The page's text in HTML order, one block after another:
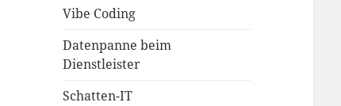
Vibe Coding
Datenpanne beim
Dienstleister
Schatten-IT